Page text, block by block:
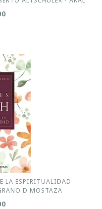
LA ESPIRITUALIDAD -
D MOSTAZA